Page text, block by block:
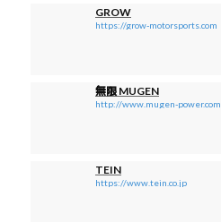
GROW
https://grow-motorsports.com
無限 MUGEN
http://www.mugen-power.com
TEIN
https://www.tein.co.jp